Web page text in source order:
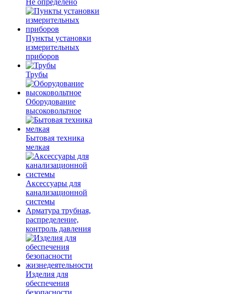
Не определено
Пункты установки
измерительных
приборов
Трубы
Оборудование
высоковольтное
Бытовая техника
мелкая
Аксессуары для
канализационной
системы
Арматура трубная,
распределение,
контроль давления
Изделия для
обеспечения
безопасности